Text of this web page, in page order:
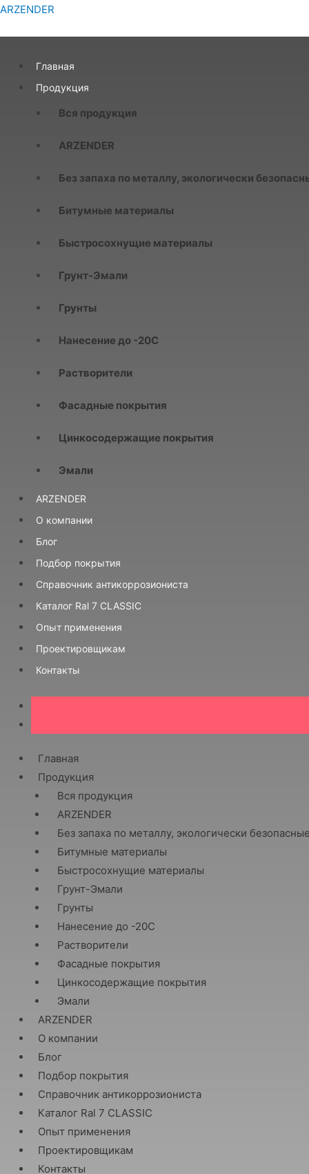
ARZENDER
Главная
Продукция
Вся продукция
ARZENDER
Без запаха по металлу, экологически
Битумные материалы
Быстросохнущие материалы
Грунт-Эмали
Грунты
Нанесение до -20С
Растворители
Фасадные покрытия
Цинкосодержащие покрытия
Эмали
ARZENDER
О компании
Блог
Подбор покрытия
Справочник антикоррозиониста
Каталог Ral 7 CLASSIC
Опыт применения
Проектировщикам
Контакты
Главная
Продукция
Вся продукция
ARZENDER
Без запаха по металлу, экологически
Битумные материалы
Быстросохнущие материалы
Грунт-Эмали
Грунты
Нанесение до -20С
Растворители
Фасадные покрытия
Цинкосодержащие покрытия
Эмали
ARZENDER
О компании
Блог
Подбор покрытия
Справочник антикоррозиониста
Каталог Ral 7 CLASSIC
Опыт применения
Проектировщикам
Контакты